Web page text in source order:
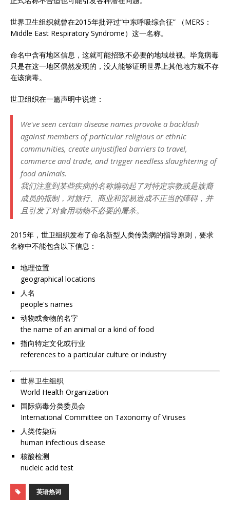
世界卫生组织就曾在2015年批评过“中东呼吸综合征” （MERS：
Middle East Respiratory Syndrome）这一名称。
命名中含有地区信息，这就可能招致不必要的地域歧视。毕竟病毒
只是在这一地区偶然发现的，没人能够证明世界上其他地方就不存
在该病毒。
世卫组织在一篇声明中说道：
We've seen certain disease names provoke a backlash
against members of particular religious or ethnic
communities, create unjustified barriers to travel,
commerce and trade, and trigger needless slaughtering of
food animals.
我们注意到某些疾病的名称煽动起了对特定宗教或是族裔
成员的抵制，对旅行、商业和贸易造成不正当的障碍，并
且引发了对食用动物不必要的屠杀。
2015年，世卫组织发布了命名新型人类传染病的指导原则，要求
名称中不能包含以下信息：
地理位置
geographical locations
人名
people's names
动物或食物的名字
the name of an animal or a kind of food
指向特定文化或行业
references to a particular culture or industry
世界卫生组织
World Health Organization
国际病毒分类委员会
International Committee on Taxonomy of Viruses
人类传染病
human infectious disease
核酸检测
nucleic acid test
英语热词